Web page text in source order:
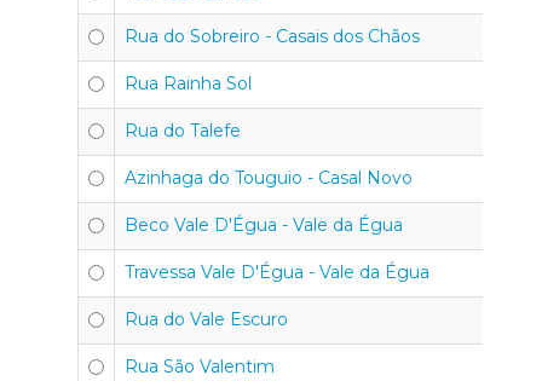
Rua do Sobreiro - Casais dos Chãos
Rua Rainha Sol
Rua do Talefe
Azinhaga do Touguio - Casal Novo
Beco Vale D'Égua - Vale da Égua
Travessa Vale D'Égua - Vale da Égua
Rua do Vale Escuro
Rua São Valentim